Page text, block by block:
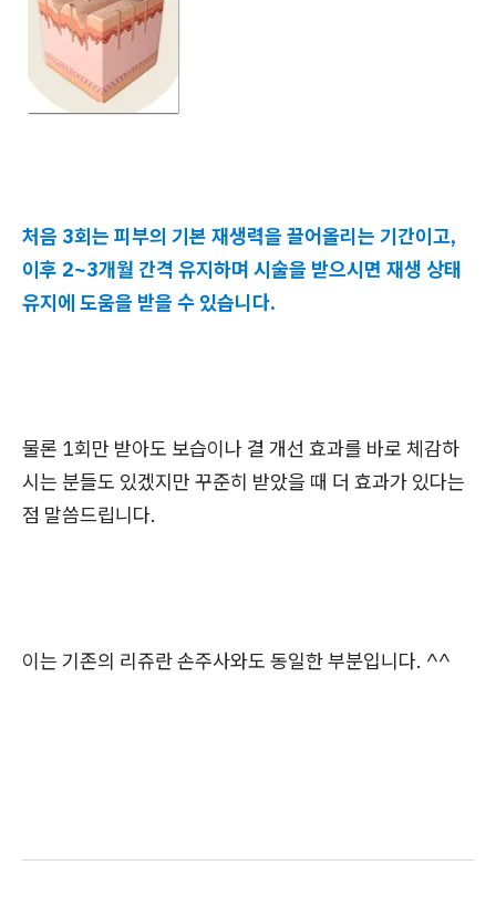
처음 3회는 피부의 기본 재생력을 끌어올리는 기간이고,
이후 2~3개월 간격 유지하며 시술을 받으시면 재생 상태
유지에 도움을 받을 수 있습니다.
물론 1회만 받아도 보습이나 결 개선 효과를 바로 체감하
시는 분들도 있겠지만 꾸준히 받았을 때 더 효과가 있다는
점 말씀드립니다.
이는 기존의 리쥬란 손주사와도 동일한 부분입니다. ^^